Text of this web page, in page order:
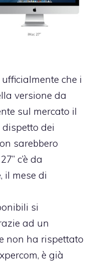
che i
versione da
sul mercato il
dei
sarebbero
c’è da
il mese di
si
ad un
non ha rispettato
, è già